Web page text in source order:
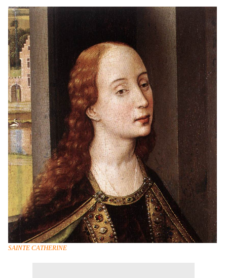
SAINTE CATHERINE